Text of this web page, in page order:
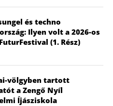
és techno
Ilyen volt a 2026-os
(1. Rész)
völgyben tartott
a Zengő Nyíl
Íjásziskola